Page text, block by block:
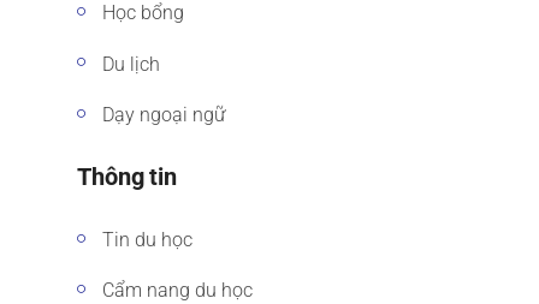
Học bổng
Du lịch
Dạy ngoại ngữ
Thông tin
Tin du học
Cẩm nang du học